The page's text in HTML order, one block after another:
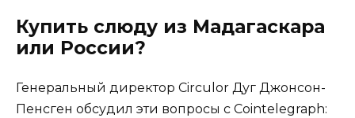
Купить слюду из Мадагаскара
или России?
Генеральный директор Circulor Дуг Джонсон-
Пенсген обсудил эти вопросы с Cointelegraph: